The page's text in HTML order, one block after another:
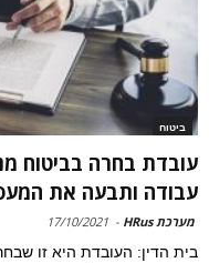
ביטוח
עובדת בחרה בביטוח
עבודה ותבעה את
מערכת HRus -
17/10/2021
בית הדין: העובדת היא זו